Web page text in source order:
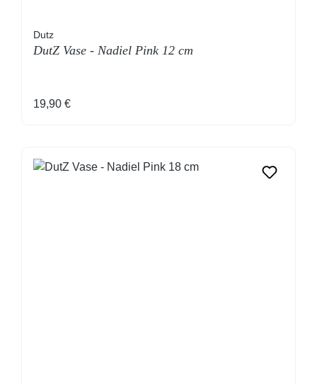
Dutz
DutZ Vase - Nadiel Pink 12 cm
Regulärer Preis:
19,90 €